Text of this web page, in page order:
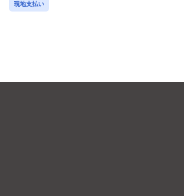
現地支払い